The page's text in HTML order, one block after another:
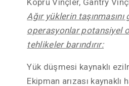
Ağır yüklerin
operasyonlar potansiyel
tehlikeler barındırır:
Yük düşmesi kaynaklı
Ekipman arızası kaynaklı